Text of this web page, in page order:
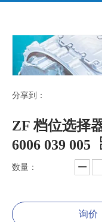
分享到：
ZF 档位选择
6006 039 005
数量：
询价